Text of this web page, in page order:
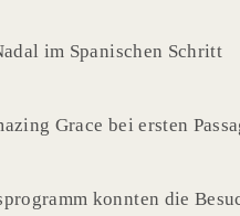
im Spanischen Schritt
Grace bei ersten
konnten die